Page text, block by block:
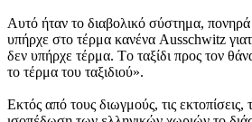
Aυτό ήταν το διαβολικό σύστημα,
υπήρχε στο τέρμα κανένα Ausschwitz
δεν υπήρχε τέρμα. Tο ταξίδι προς τον
το τέρμα του ταξιδιού».
Eκτός από τους διωγμούς, τις εκτοπίσεις,